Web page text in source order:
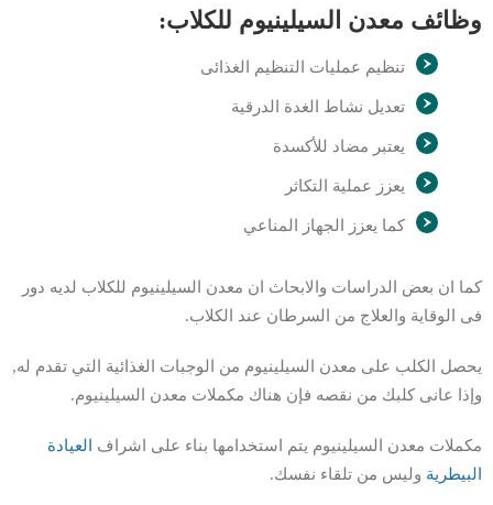
وظائف معدن السيلينيوم للكلاب:
تنظيم عمليات التنظيم الغذائى
تعديل نشاط الغدة الدرقية
يعتبر مضاد للأكسدة
يعزز عملية التكاثر
كما يعزز الجهاز المناعي
كما ان بعض الدراسات والابحاث ان معدن السيلينيوم للكلاب لديه دور
فى الوقاية والعلاج من السرطان عند الكلاب.
يحصل الكلب على معدن السيلينيوم من الوجبات الغذائية التي تقدم له,
وإذا عانى كلبك من نقصه فإن هناك مكملات معدن السيلينيوم.
مكملات معدن السيلينيوم يتم استخدامها بناء على اشراف العيادة
البيطرية وليس من تلقاء نفسك.